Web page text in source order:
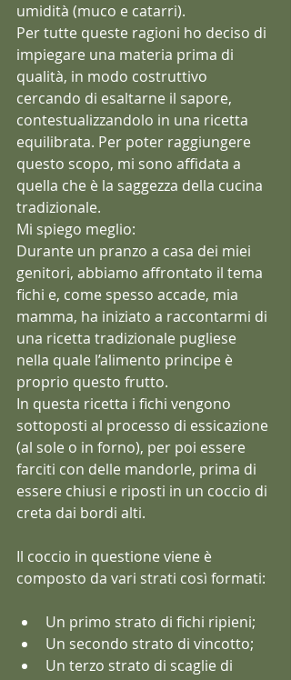
umidità (muco e catarri).
Per tutte queste ragioni ho deciso di
impiegare una materia prima di
qualità, in modo costruttivo
cercando di esaltarne il sapore,
contestualizzandolo in una ricetta
equilibrata. Per poter raggiungere
questo scopo, mi sono affidata a
quella che è la saggezza della cucina
tradizionale.
Mi spiego meglio:
Durante un pranzo a casa dei miei
genitori, abbiamo affrontato il tema
fichi e, come spesso accade, mia
mamma, ha iniziato a raccontarmi di
una ricetta tradizionale pugliese
nella quale l’alimento principe è
proprio questo frutto.
In questa ricetta i fichi vengono
sottoposti al processo di essicazione
(al sole o in forno), per poi essere
farciti con delle mandorle, prima di
essere chiusi e riposti in un coccio di
creta dai bordi alti.
Il coccio in questione viene è
composto da vari strati così formati:
Un primo strato di fichi ripieni;
Un secondo strato di vincotto;
Un terzo strato di scaglie di